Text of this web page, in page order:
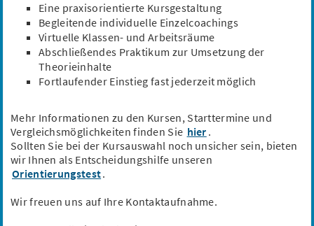
Eine praxisorientierte Kursgestaltung
Begleitende individuelle Einzelcoachings
Virtuelle Klassen- und Arbeitsräume
Abschließendes Praktikum zur Umsetzung der
Theorieinhalte
Fortlaufender Einstieg fast jederzeit möglich
Mehr Informationen zu den Kursen, Starttermine und
Vergleichsmöglichkeiten finden Sie hier .
Sollten Sie bei der Kursauswahl noch unsicher sein, bieten
wir Ihnen als Entscheidungshilfe unseren
Orientierungstest.
Wir freuen uns auf Ihre Kontaktaufnahme.
Schnellbewerbung
Consultant - Medical Writing (m/w/d)
m:werk GmbH & Co. KG
Berlin |Wiesbaden, Hessen
Medical Writing Kundenberatung
Medizinische Texte
Kommunikationskonzepte